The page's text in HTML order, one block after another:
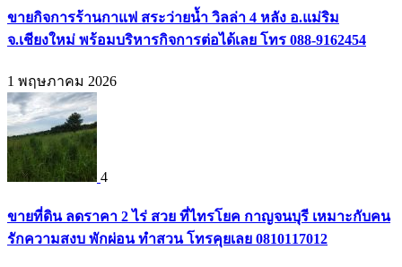
ขายกิจการร้านกาแฟ สระว่ายน้ำ วิลล่า 4 หลัง อ.แม่ริม
จ.เชียงใหม่ พร้อมบริหารกิจการต่อได้เลย โทร 088-9162454
1 พฤษภาคม 2026
4
ขายที่ดิน ลดราคา 2 ไร่ สวย ที่ไทรโยค กาญจนบุรี เหมาะกับคน
รักความสงบ พักผ่อน ทำสวน โทรคุยเลย 0810117012